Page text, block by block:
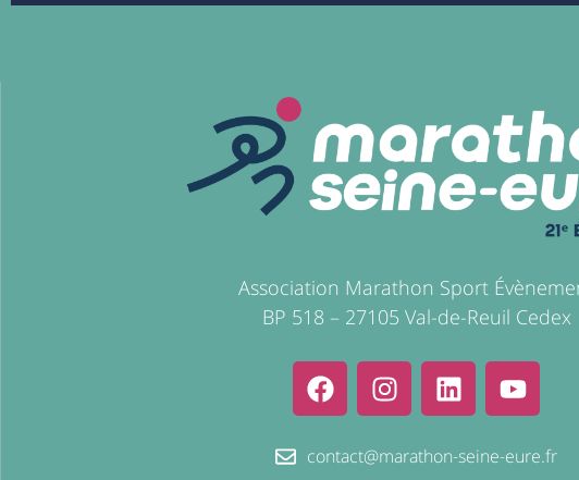
Association Marathon Sport
BP 518 – 27105 Val-de-Reuil Cedex
contact@marathon-seine-eure.fr